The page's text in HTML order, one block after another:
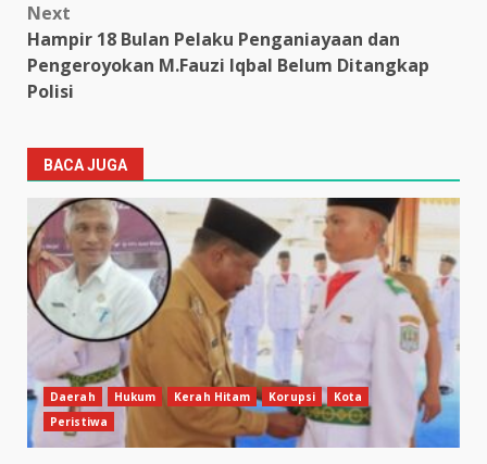
Next
Hampir 18 Bulan Pelaku Penganiayaan dan
Pengeroyokan M.Fauzi Iqbal Belum Ditangkap
Polisi
BACA JUGA
Daerah Hukum Kerah Hitam Korupsi
Kota
Peristiwa